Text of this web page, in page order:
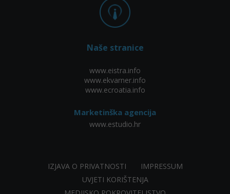
Naše stranice
www.eistra.info
www.ekvarner.info
www.ecroatia.info
Marketinška agencija
www.estudio.hr
IZJAVA O PRIVATNOSTI
IMPRESSUM
UVJETI KORIŠTENJA